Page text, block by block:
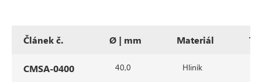
Článek č. Ø | mm Materiál
CMSA-0400 40,0 Hliník